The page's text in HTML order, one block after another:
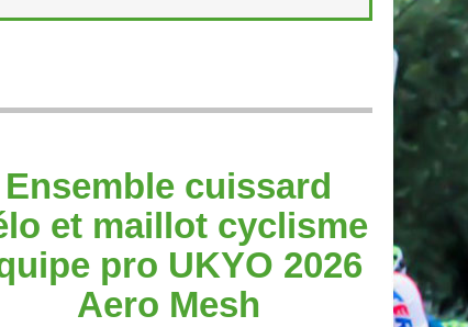
Ensemble cuissard
et maillot cyclisme
pro UKYO 2026
Aero Mesh